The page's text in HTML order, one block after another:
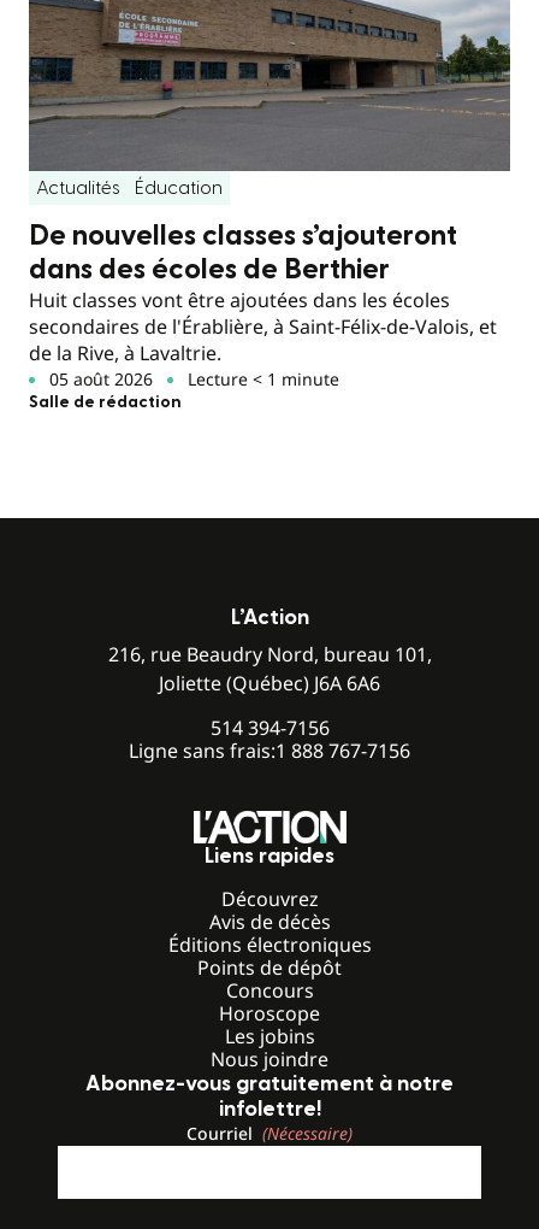
Actualités Éducation
De nouvelles classes s’ajouteront
dans des écoles de Berthier
Huit classes vont être ajoutées dans les écoles
secondaires de l'Érablière, à Saint-Félix-de-Valois, et
de la Rive, à Lavaltrie.
05 août 2026 Lecture < 1 minute
Salle de rédaction
L’Action
216, rue Beaudry Nord, bureau 101,
Joliette (Québec) J6A 6A6
514 394-7156
Ligne sans frais:1 888 767-7156
Liens rapides
Découvrez
Avis de décès
Éditions électroniques
Points de dépôt
Concours
Horoscope
Les jobins
Nous joindre
Abonnez-vous gratuitement à notre
infolettre!
Courriel (Nécessaire)